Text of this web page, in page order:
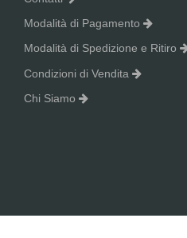
Modalità di Pagamento
Modalità di Spedizione e Ritiro
Condizioni di Vendita
Chi Siamo